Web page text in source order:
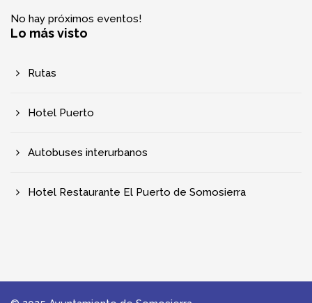
No hay próximos eventos!
Lo más visto
Rutas
Hotel Puerto
Autobuses interurbanos
Hotel Restaurante El Puerto de Somosierra